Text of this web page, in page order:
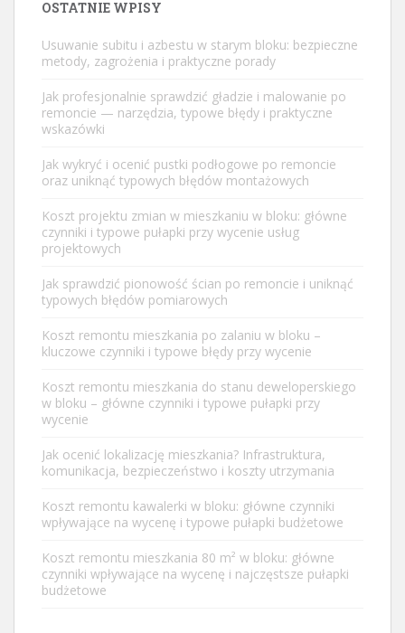
OSTATNIE WPISY
Usuwanie subitu i azbestu w starym bloku: bezpieczne
metody, zagrożenia i praktyczne porady
Jak profesjonalnie sprawdzić gładzie i malowanie po
remoncie — narzędzia, typowe błędy i praktyczne
wskazówki
Jak wykryć i ocenić pustki podłogowe po remoncie
oraz uniknąć typowych błędów montażowych
Koszt projektu zmian w mieszkaniu w bloku: główne
czynniki i typowe pułapki przy wycenie usług
projektowych
Jak sprawdzić pionowość ścian po remoncie i uniknąć
typowych błędów pomiarowych
Koszt remontu mieszkania po zalaniu w bloku –
kluczowe czynniki i typowe błędy przy wycenie
Koszt remontu mieszkania do stanu deweloperskiego
w bloku – główne czynniki i typowe pułapki przy
wycenie
Jak ocenić lokalizację mieszkania? Infrastruktura,
komunikacja, bezpieczeństwo i koszty utrzymania
Koszt remontu kawalerki w bloku: główne czynniki
wpływające na wycenę i typowe pułapki budżetowe
Koszt remontu mieszkania 80 m² w bloku: główne
czynniki wpływające na wycenę i najczęstsze pułapki
budżetowe